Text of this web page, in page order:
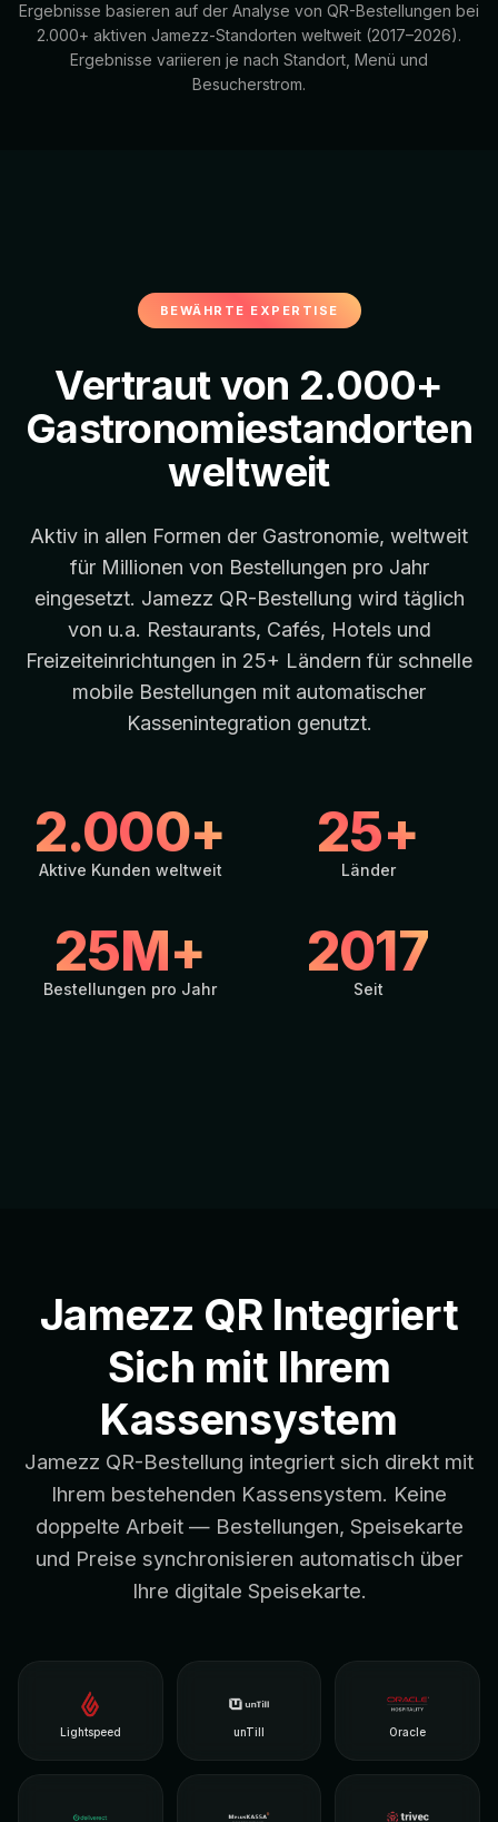
Ergebnisse basieren auf der Analyse von QR-Bestellungen bei
2.000+ aktiven Jamezz-Standorten weltweit (2017–2026).
Ergebnisse variieren je nach Standort, Menü und
Besucherstrom.
BEWÄHRTE EXPERTISE
Vertraut von 2.000+
Gastronomiestandorten
weltweit
Aktiv in allen Formen der Gastronomie, weltweit
für Millionen von Bestellungen pro Jahr
eingesetzt. Jamezz QR-Bestellung wird täglich
von u.a. Restaurants, Cafés, Hotels und
Freizeiteinrichtungen in 25+ Ländern für schnelle
mobile Bestellungen mit automatischer
Kassenintegration genutzt.
2.000+
Aktive Kunden weltweit
25+
Länder
25M+
Bestellungen pro Jahr
2017
Seit
Jamezz QR Integriert
Sich mit Ihrem
Kassensystem
Jamezz QR-Bestellung integriert sich direkt mit
Ihrem bestehenden Kassensystem. Keine
doppelte Arbeit — Bestellungen, Speisekarte
und Preise synchronisieren automatisch über
Ihre digitale Speisekarte.
Lightspeed unTill Oracle